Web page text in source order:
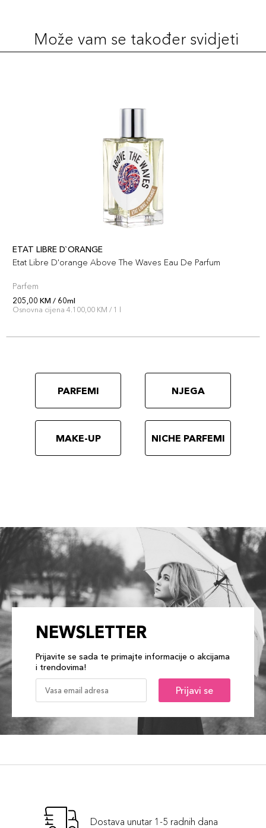
Može vam se također svidjeti
ETAT LIBRE D`ORANGE
Etat Libre D'orange Above The Waves Eau De Parfum
Parfem
205,00 KM / 60ml
Osnovna cijena 4.100,00 KM / 1 l
PARFEMI NJEGA
MAKE-UP NICHE PARFEMI
NEWSLETTER
Prijavite se sada te primajte informacije o akcijama
i trendovima!
Prijavi se
Dostava unutar 1-5 radnih dana